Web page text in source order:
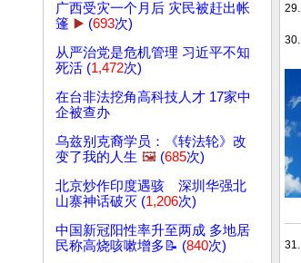
广西受灾一个月后 灾民被赶出帐
篷 ▶️ (693次)
从严治党是危机管理 习近平不知
死活 (1,472次)
在台非法挖角高科技人才 17家中
企被查办
乌兹别克裔学员：《转法轮》改
变了我的人生 🖼️ (685次)
北京炒作印度遇骇 深圳华强北
山寨神话破灭 (1,206次)
中国新冠阳性率升至两成 多地居
民称高烧咳嗽增多📝 (840次)
29.
30.
31.